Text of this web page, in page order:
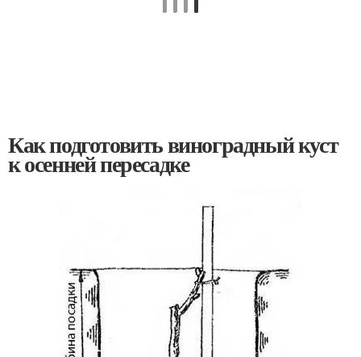
Как подготовить виноградный куст
к осенней пересадке